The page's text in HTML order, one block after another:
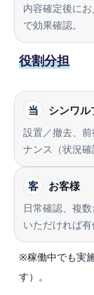
内容確定後に
で効果確認。
役割分担
当 シンワル
設置／撤去、
ナンス（状況確
客 お客様
日常確認、複
いただければ有
※稼働中でも実
す）。